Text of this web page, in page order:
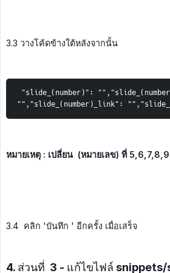
3.3 วางโค้ดข้างใต้หลังจากนั้น
"","slide_(number)_link":
หมายเหตุ : เปลี่ยน  (หมายเลข) ที่
3.4 คลิก 'บันทึก ' อีกครั้ง เมื่อเสร็จ
4. ส่วนที่ 3 - แก้ไขไฟล์